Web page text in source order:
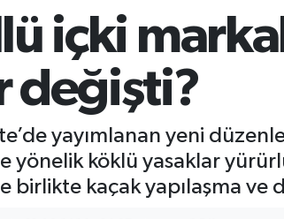
içki
değişti?
yayımlanan yeni
yönelik köklü yasaklar
birlikte kaçak yapılaşma ve